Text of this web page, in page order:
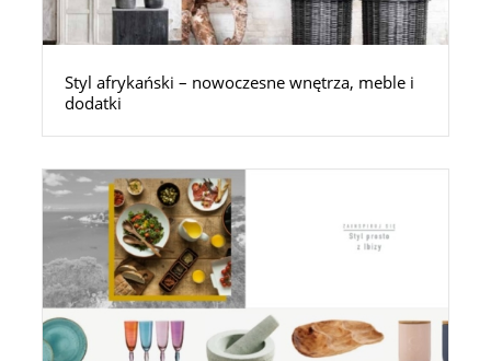
Styl afrykański – nowoczesne wnętrza, meble i
dodatki